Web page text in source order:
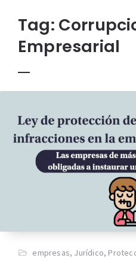
Tag:
Empresarial
empresas, Jurídico,